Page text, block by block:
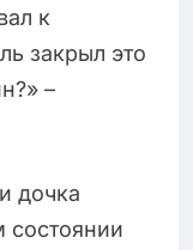
к
закрыл это
–
дочка
состоянии